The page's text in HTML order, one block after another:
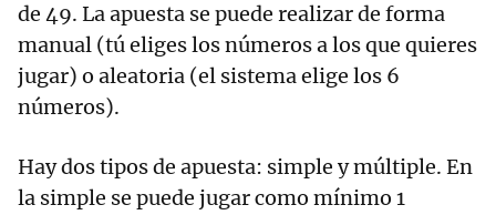
de 49. La apuesta se puede realizar de forma
manual (tú eliges los números a los que quieres
jugar) o aleatoria (el sistema elige los 6
números).
Hay dos tipos de apuesta: simple y múltiple. En
la simple se puede jugar como mínimo 1